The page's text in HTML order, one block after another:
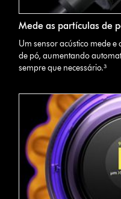
Mede as partículas de
Um sensor acústico mede
de pó, aumentando
sempre que necessário.³